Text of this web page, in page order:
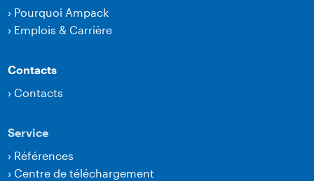
› Pourquoi Ampack
› Emplois & Carrière
Contacts
›Contacts
Service
› Références
›Centre de téléchargement